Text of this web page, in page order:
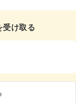
受け取る